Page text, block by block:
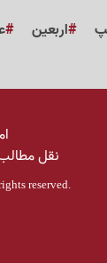
اربعین
نقل
reserved.